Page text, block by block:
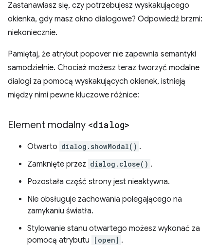
Zastanawiasz się, czy potrzebujesz wyskakującego
okienka, gdy masz okno dialogowe? Odpowiedź brzmi:
niekoniecznie.
Pamiętaj, że atrybut popover nie zapewnia semantyki
samodzielnie. Chociaż możesz teraz tworzyć modalne
dialogi za pomocą wyskakujących okienek, istnieją
między nimi pewne kluczowe różnice:
Element modalny <dialog>
Otwarto dialog.showModal() .
Zamknięte przez dialog.close() .
Pozostała część strony jest nieaktywna.
Nie obsługuje zachowania polegającego na
zamykaniu światła.
Stylowanie stanu otwartego możesz wykonać za
pomocą atrybutu
[open] .